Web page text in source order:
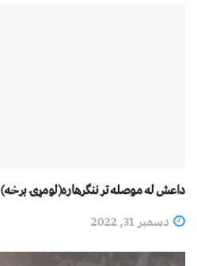
داعش له موصله تر ننګرهاره(لومړۍ برخه)
دسمبر 31, 2022